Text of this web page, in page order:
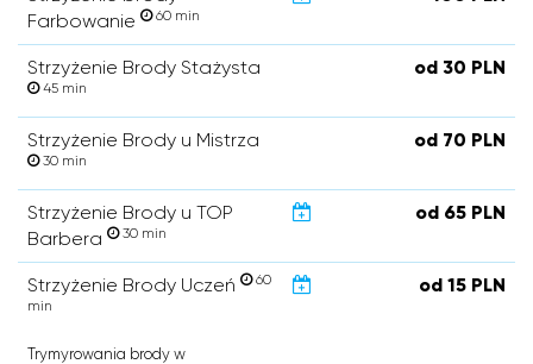
Farbowanie
60 min
Strzyżenie Brody Stażysta
45 min
od 30 PLN
Strzyżenie Brody u Mistrza
30 min
od 70 PLN
Strzyżenie Brody u TOP
Barbera
30 min
od 65 PLN
Strzyżenie Brody Uczeń
60
min
od 15 PLN
Trymyrowania brody w